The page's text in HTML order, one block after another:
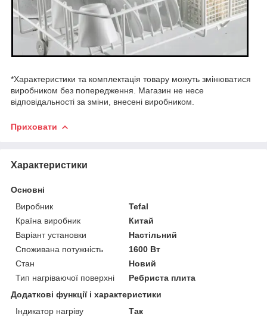
*Характеристики та комплектація товару можуть змінюватися
виробником без попередження. Магазин не несе
відповідальності за зміни, внесені виробником.
Приховати
Характеристики
Основні
Виробник
Tefal
Країна виробник
Китай
Варіант установки
Настільний
Споживана потужність
1600 Вт
Стан
Новий
Тип нагріваючої поверхні
Ребриста плита
Додаткові функції і характеристики
Індикатор нагріву
Так